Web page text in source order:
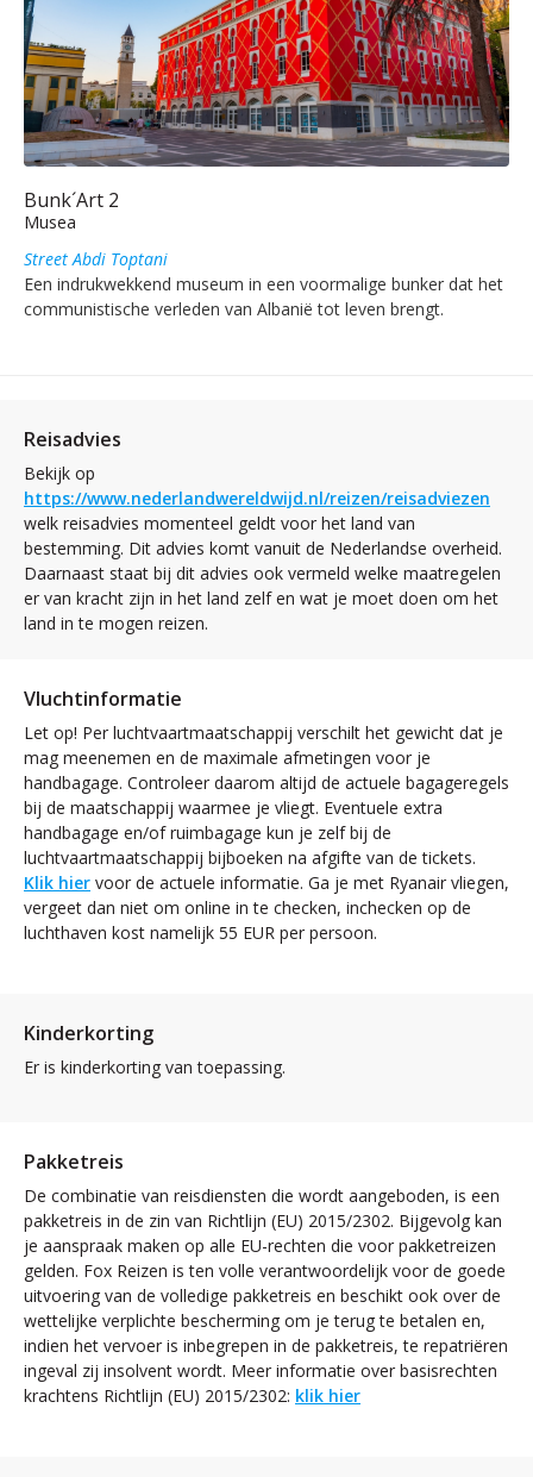
Bunk´Art 2
Musea
Street Abdi Toptani
Een indrukwekkend museum in een voormalige bunker dat het
communistische verleden van Albanië tot leven brengt.
Reisadvies
Bekijk op
https://www.nederlandwereldwijd.nl/reizen/reisadviezen
welk reisadvies momenteel geldt voor het land van
bestemming. Dit advies komt vanuit de Nederlandse overheid.
Daarnaast staat bij dit advies ook vermeld welke maatregelen
er van kracht zijn in het land zelf en wat je moet doen om het
land in te mogen reizen.
Vluchtinformatie
Let op! Per luchtvaartmaatschappij verschilt het gewicht dat je
mag meenemen en de maximale afmetingen voor je
handbagage. Controleer daarom altijd de actuele bagageregels
bij de maatschappij waarmee je vliegt. Eventuele extra
handbagage en/of ruimbagage kun je zelf bij de
luchtvaartmaatschappij bijboeken na afgifte van de tickets.
Klik hier voor de actuele informatie. Ga je met Ryanair vliegen,
vergeet dan niet om online in te checken, inchecken op de
luchthaven kost namelijk 55 EUR per persoon.
Kinderkorting
Er is kinderkorting van toepassing.
Pakketreis
De combinatie van reisdiensten die wordt aangeboden, is een
pakketreis in de zin van Richtlijn (EU) 2015/2302. Bijgevolg kan
je aanspraak maken op alle EU-rechten die voor pakketreizen
gelden. Fox Reizen is ten volle verantwoordelijk voor de goede
uitvoering van de volledige pakketreis en beschikt ook over de
wettelijke verplichte bescherming om je terug te betalen en,
indien het vervoer is inbegrepen in de pakketreis, te repatriëren
ingeval zij insolvent wordt. Meer informatie over basisrechten
krachtens Richtlijn (EU) 2015/2302: klik hier